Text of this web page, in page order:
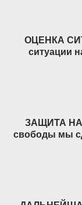
ОЦЕНКА
ситуации
ЗАЩИТА НА
свободы мы